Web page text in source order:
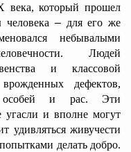
века, который прошел
–для его же
небывалыми
Людей
и классовой
дефектов,
особей и рас. Эти
и вполне могут
удивляться живучести
делать добро.